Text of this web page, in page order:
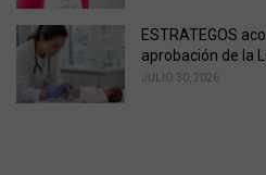
ESTRATEGOS
aprobación de la
JULIO 30, 2026